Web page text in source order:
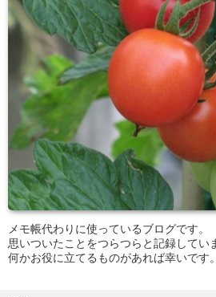
メモ帳代わりに使っているブログです。
思いついたことをつらつらと記録してい
何かお役に立てるものがあれば幸いです。